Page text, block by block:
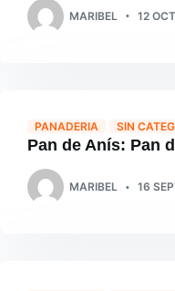
MARIBEL 12
PANADERIA SIN
Pan de Anís: Pan
MARIBEL 16